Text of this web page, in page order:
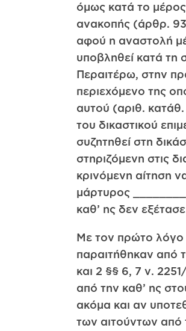
όμως κατά το
ανακοπής (άρθρ.
αφού η αναστολή
υποβληθεί κατά τη
Περαιτέρω, στην
περιεχόμενο της
αυτού (αριθ.
του δικαστικού
συζητηθεί στη
στηριζόμενη στις
κρινόμενη αίτηση
μάρτυρος
καθ’ ης δεν
Με τον πρώτο λόγο
παραιτήθηκαν από
και 2 §§ 6, 7 ν.
από την καθ’ ης
ακόμα και αν
των αιτούντων από